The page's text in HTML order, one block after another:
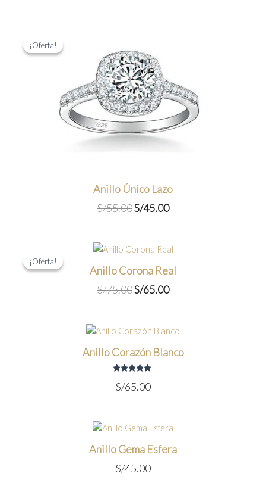
¡Oferta!
¡Oferta!
Anillo Único Lazo
S/55.00El
era:
S/45.00El
es:
¡Oferta!
¡Oferta!
Anillo Corona Real
S/75.00El
era:
S/65.00El
es:
Anillo Corazón Blanco
con
S/65.00
Anillo Gema Esfera
S/45.00